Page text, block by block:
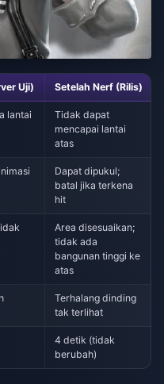
Uji) Setelah Nerf (Rilis)
lantai
Tidak dapat
mencapai lantai
atas
Dapat dipukul;
batal jika terkena
hit
Area disesuaikan;
tidak ada
bangunan tinggi ke
atas
Terhalang dinding
tak terlihat
4 detik (tidak
berubah)